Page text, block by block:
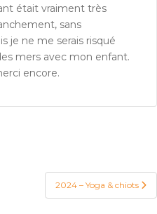
était vraiment très
sans
je ne me serais risqué
mers avec mon enfant.
encore.
2024 – Yoga & chiots